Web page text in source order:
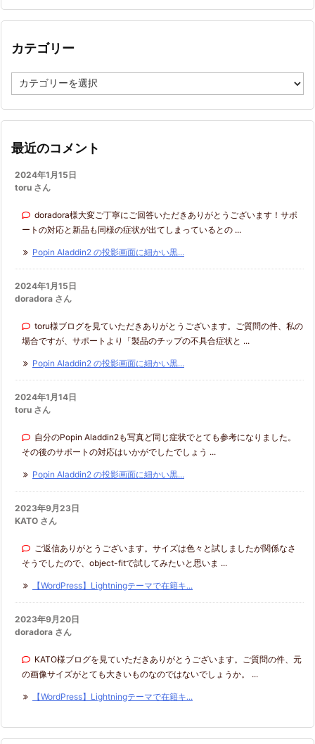
イ
カテゴリー
テ
リ
最近のコメント
2024年1月15日
toru さん
doradora様大変ご丁寧にご回答いただきありがとうございます！サポ
ートの対応と新品も同様の症状が出てしまっているとの ...
Popin Aladdin2 の投影画面に細かい黒...
2024年1月15日
doradora さん
toru様ブログを見ていただきありがとうございます。ご質問の件、私の
場合ですが、サポートより「製品のチップの不具合症状と ...
Popin Aladdin2 の投影画面に細かい黒...
2024年1月14日
toru さん
自分のPopin Aladdin2も写真ど同じ症状でとても参考になりました。
その後のサポートの対応はいかがでしたでしょう ...
Popin Aladdin2 の投影画面に細かい黒...
2023年9月23日
KATO さん
ご返信ありがとうございます。サイズは色々と試しましたが関係なさ
そうでしたので、object-fitで試してみたいと思いま ...
【WordPress】Lightningテーマで在籍キ...
2023年9月20日
doradora さん
KATO様ブログを見ていただきありがとうございます。ご質問の件、元
の画像サイズがとても大きいものなのではないでしょうか。 ...
【WordPress】Lightningテーマで在籍キ...